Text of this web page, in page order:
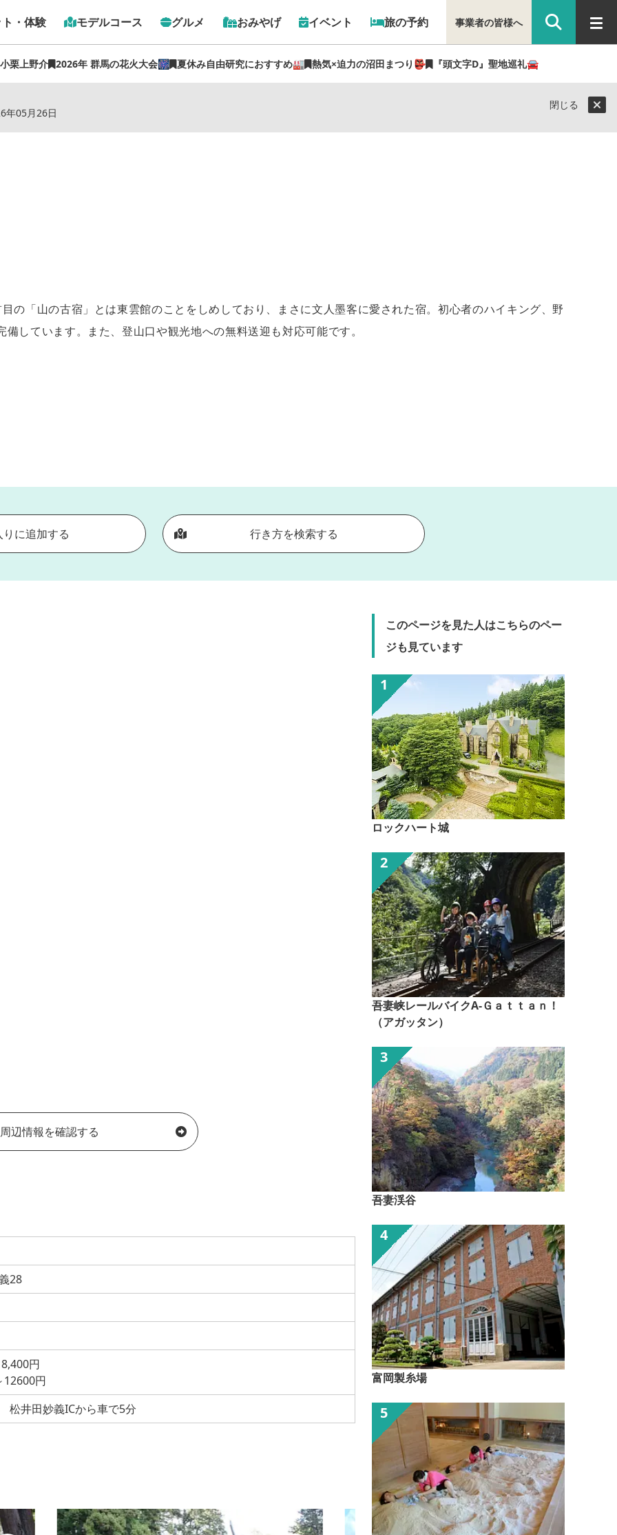
・体験 モデルコース グルメ おみやげ イベント 旅の予約
栗上野介 2026年 群馬の花火大会🎆 夏休み自由研究におすすめ🏭 熱気×迫力の沼田まつり👺 『頭文字D』聖地巡礼🚘
事業者の皆様へ
年05月26日
閉じる
の「山の古宿」とは東雲館のことをしめしており、まさに文人墨客に愛された宿。初心者のハイキング、野
しています。また、登山口や観光地への無料送迎も対応可能です。
に追加する 行き方を検索する
周辺情報を確認する
28
円
12600円
井田妙義ICから車で5分
このページを見た人はこちらのペー
ジも見ています
ロックハート城
吾妻峡レールバイクA-Ｇａｔｔａｎ！
（アガッタン）
吾妻渓谷
富岡製糸場